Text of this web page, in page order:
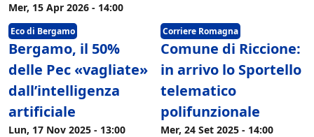
Mer, 15 Apr 2026 - 14:00
Eco di Bergamo
Bergamo, il 50%
delle Pec «vagliate»
dall’intelligenza
artificiale
Lun, 17 Nov 2025 - 13:00
Corriere Romagna
Comune di Riccione:
in arrivo lo Sportello
telematico
polifunzionale
Mer, 24 Set 2025 - 14:00